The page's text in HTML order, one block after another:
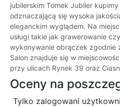
jubilerskim Tomek Jubiler
odznaczającą się wysoka
eleganckim wyglądem. Na
usługi takie jak grawerowanie
wykonywanie obrączek zgodnie
Salon znajduje się w
przy ulicach Rynek 39 oraz
Oceny na
Tylko zalogowani